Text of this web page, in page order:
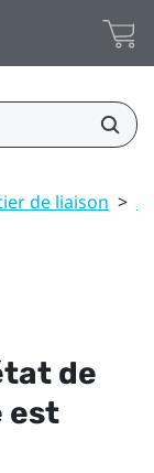
de liaison >
de
est